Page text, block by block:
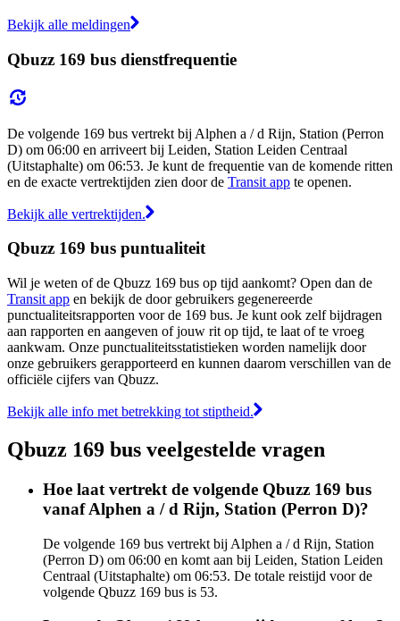
Bekijk alle meldingen
Qbuzz 169 bus dienstfrequentie
De volgende 169 bus vertrekt bij Alphen a / d Rijn, Station (Perron
D) om 06:00 en arriveert bij Leiden, Station Leiden Centraal
(Uitstaphalte) om 06:53. Je kunt de frequentie van de komende ritten
en de exacte vertrektijden zien door de Transit app te openen.
Bekijk alle vertrektijden.
Qbuzz 169 bus puntualiteit
Wil je weten of de Qbuzz 169 bus op tijd aankomt? Open dan de
Transit app en bekijk de door gebruikers gegenereerde
punctualiteitsrapporten voor de 169 bus. Je kunt ook zelf bijdragen
aan rapporten en aangeven of jouw rit op tijd, te laat of te vroeg
aankwam. Onze punctualiteitsstatistieken worden namelijk door
onze gebruikers gerapporteerd en kunnen daarom verschillen van de
officiële cijfers van Qbuzz.
Bekijk alle info met betrekking tot stiptheid.
Qbuzz 169 bus veelgestelde vragen
Hoe laat vertrekt de volgende Qbuzz 169 bus
vanaf Alphen a / d Rijn, Station (Perron D)?
De volgende 169 bus vertrekt bij Alphen a / d Rijn, Station
(Perron D) om 06:00 en komt aan bij Leiden, Station Leiden
Centraal (Uitstaphalte) om 06:53. De totale reistijd voor de
volgende Qbuzz 169 bus is 53.